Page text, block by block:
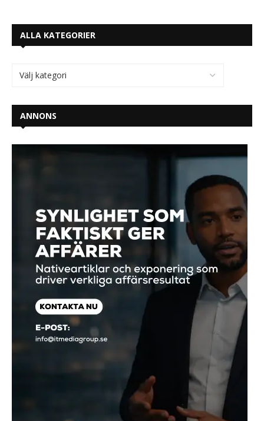
ALLA KATEGORIER
ANNONS